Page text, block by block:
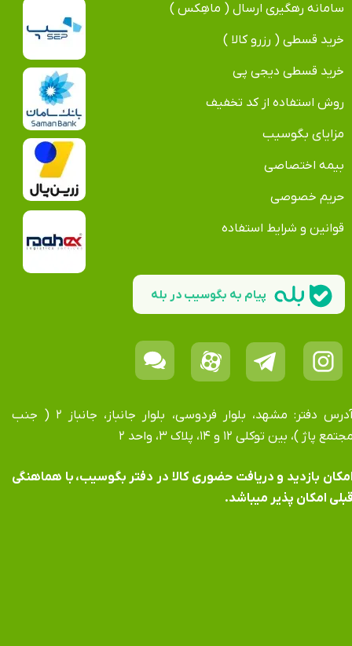
سامانه رهگیری ارسال ( ماهِکس )
خرید قسطی ( رزرو کالا )
خرید قسطی دیجی پی
روش استفاده از کد تخفیف
مزایای بگوسیب
بیمه اختصاصی
حریم خصوصی
قوانین و شرایط استفاده
آدرس دفتر: مشهد، بلوار فردوسی، بلوار جانباز، جانباز ۲ ( جنب
پاژ )، بین توکلی ۱۲ و ۱۴، پلاک ۳، واحد ۲
بازدید و دریافت حضوری کالا در دفتر بگوسیب، با هماهنگی
امکان پذیر میباشد.
پیام به بگوسیب در بله